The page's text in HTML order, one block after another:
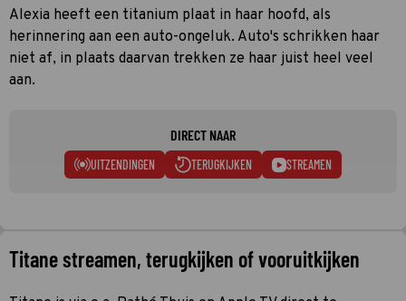
Alexia heeft een titanium plaat in haar hoofd, als
herinnering aan een auto-ongeluk. Auto's schrikken haar
niet af, in plaats daarvan trekken ze haar juist heel veel
aan.
DIRECT NAAR
UITZENDINGEN TERUGKIJKEN STREAMEN
Titane streamen, terugkijken of vooruitkijken